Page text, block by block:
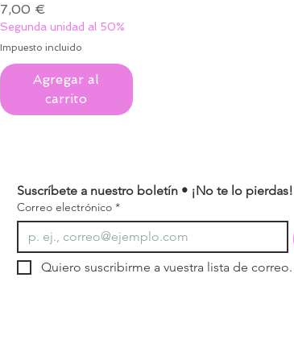
Precio
7,00 €
Segunda unidad al 50%
Impuesto incluido
Agregar al
carrito
Suscríbete a nuestro boletín • ¡No te lo pierdas!
Correo electrónico *
Quiero suscribirme a vuestra lista de correo.